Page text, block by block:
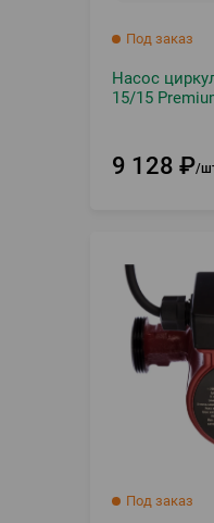
Под заказ
Насос
15/15
9 128 ₽
Под заказ